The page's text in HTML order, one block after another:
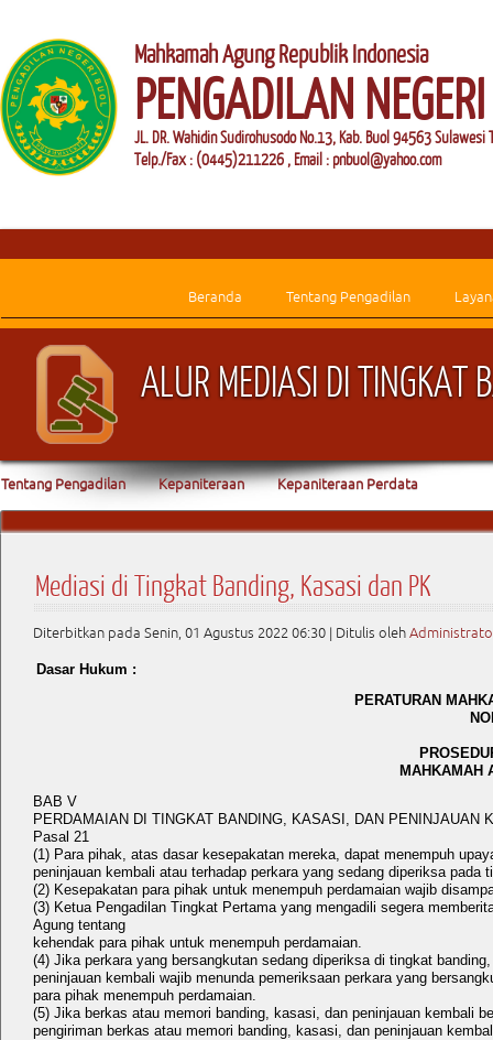
Mahkamah Agung Republik Indonesia
PENGADILAN
JL. DR. Wahidin Sudirohusodo No.13, Kab. Buol 94563 Sulawesi
Telp./Fax : (0445)211226 , Email : pnbuol@yahoo.com
Beranda Tentang Pengadilan
ALUR MEDIASI DI TINGKAT
Tentang Pengadilan Kepaniteraan Kepaniteraan Perdata
Mediasi di Tingkat Banding, Kasasi dan PK
Diterbitkan pada Senin, 01 Agustus 2022 06:30 | Ditulis oleh
Dasar Hukum :
PERATURAN
MAHKAMAH
BAB V
PERDAMAIAN DI TINGKAT BANDING, KASASI, DAN PENINJAUAN
Pasal 21
(1) Para pihak, atas dasar kesepakatan mereka, dapat menempuh
peninjauan kembali atau terhadap perkara yang sedang diperiksa
(2) Kesepakatan para pihak untuk menempuh perdamaian wajib
(3) Ketua Pengadilan Tingkat Pertama yang mengadili segera
Agung tentang
kehendak para pihak untuk menempuh perdamaian.
(4) Jika perkara yang bersangkutan sedang diperiksa di tingkat
peninjauan kembali wajib menunda pemeriksaan perkara yang
para pihak menempuh perdamaian.
(5) Jika berkas atau memori banding, kasasi, dan peninjauan kembali
pengiriman berkas atau memori banding, kasasi, dan peninjauan